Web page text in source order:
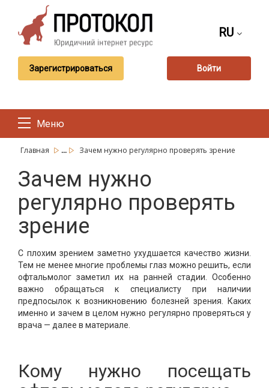
RU
Зарегистрироваться Войти
Меню
Главная ... Зачем нужно регулярно проверять зрение
Зачем нужно
регулярно проверять
зрение
С плохим зрением заметно ухудшается качество жизни.
Тем не менее многие проблемы глаз можно решить, если
офтальмолог заметил их на ранней стадии. Особенно
важно обращаться к специалисту при наличии
предпосылок к возникновению болезней зрения. Каких
именно и зачем в целом нужно регулярно проверяться у
врача — далее в материале.
Кому нужно посещать